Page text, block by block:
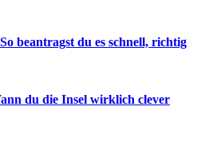
beantragst du es schnell, richtig
du die Insel wirklich clever